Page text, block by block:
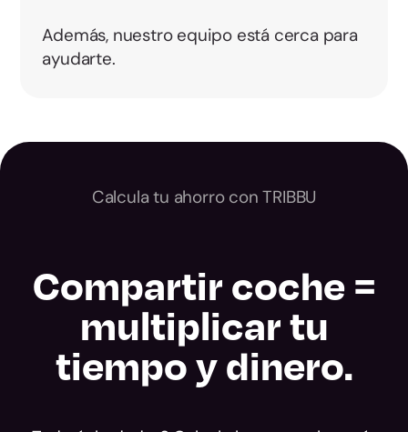
Además, nuestro equipo está cerca para
ayudarte.
Calcula tu ahorro con TRIBBU
Compartir coche =
multiplicar tu
tiempo y dinero.